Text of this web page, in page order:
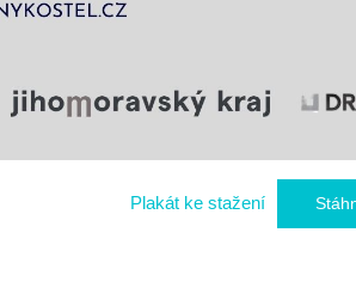
Plakát ke stažení